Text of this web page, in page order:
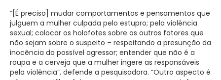
“[É preciso] mudar comportamentos e pensamentos que
julguem a mulher culpada pelo estupro; pela violência
sexual; colocar os holofotes sobre os outros fatores que
não sejam sobre o suspeito – respeitando a presunção da
inocência do possível agressor; entender que não é a
roupa e a cerveja que a mulher ingere as responsáveis
pela violência”, defende a pesquisadora. “Outro aspecto é